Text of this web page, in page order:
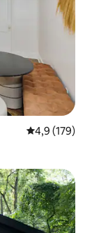
4,9 de uma
4,9 (179)